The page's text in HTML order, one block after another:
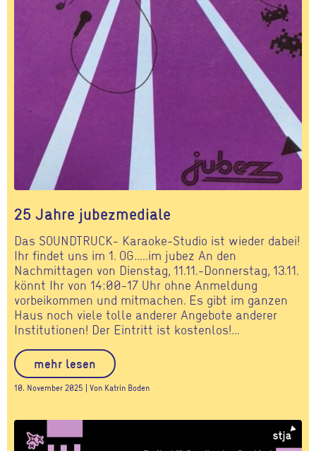
25 Jahre jubezmediale
Das SOUNDTRUCK- Karaoke-Studio ist wieder dabei!
Ihr findet uns im 1. OG…..im jubez An den
Nachmittagen von Dienstag, 11.11.-Donnerstag, 13.11.
könnt Ihr von 14:00-17 Uhr ohne Anmeldung
vorbeikommen und mitmachen. Es gibt im ganzen
Haus noch viele tolle anderer Angebote anderer
Institutionen! Der Eintritt ist kostenlos!…
mehr lesen
10. November 2025 | Von Katrin Boden